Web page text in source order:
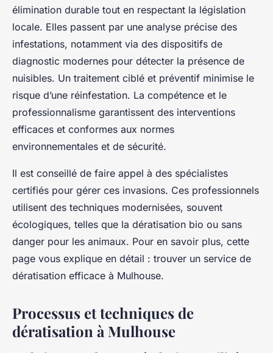
élimination durable tout en respectant la législation
locale. Elles passent par une analyse précise des
infestations, notamment via des dispositifs de
diagnostic modernes pour détecter la présence de
nuisibles. Un traitement ciblé et préventif minimise le
risque d’une réinfestation. La compétence et le
professionnalisme garantissent des interventions
efficaces et conformes aux normes
environnementales et de sécurité.
Il est conseillé de faire appel à des spécialistes
certifiés pour gérer ces invasions. Ces professionnels
utilisent des techniques modernisées, souvent
écologiques, telles que la dératisation bio ou sans
danger pour les animaux. Pour en savoir plus, cette
page vous explique en détail : trouver un service de
dératisation efficace à Mulhouse.
Processus et techniques de
dératisation à Mulhouse